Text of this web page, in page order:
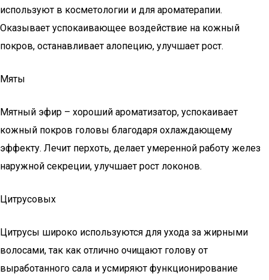
используют в косметологии и для ароматерапии.
Оказывает успокаивающее воздействие на кожный
покров, останавливает алопецию, улучшает рост.
Мяты
Мятный эфир – хороший ароматизатор, успокаивает
кожный покров головы благодаря охлаждающему
эффекту. Лечит перхоть, делает умеренной работу желез
наружной секреции, улучшает рост локонов.
Цитрусовых
Цитрусы широко используются для ухода за жирными
волосами, так как отлично очищают голову от
выработанного сала и усмиряют функционирование